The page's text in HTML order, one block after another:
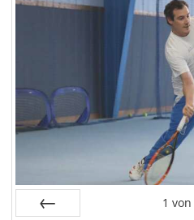
1 von